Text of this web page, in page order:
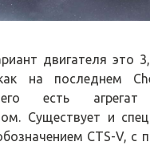
двигателя это
на последнем
есть
Существует и
CTS-V, с